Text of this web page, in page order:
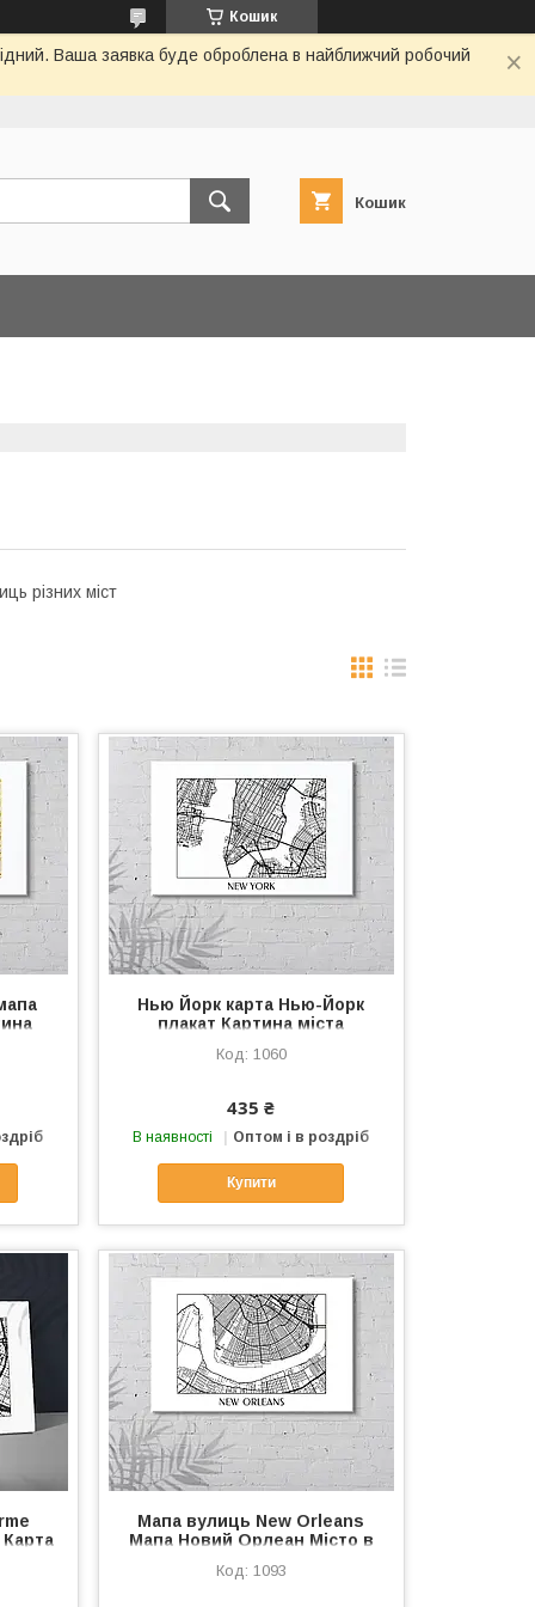
Кошик
Ваша заявка буде оброблена в найближчий робочий
Кошик
різних міст
стін
Нью Йорк карта Нью-Йорк
плакат Картина міста
дриль на полотні Декор стін
1060
435 ₴
В наявності Оптом і в роздріб
Купити
Карта
Мапа вулиць New Orleans
Мапа Новий Орлеан Місто в
ладшафта Новий Орлеан 40
1093